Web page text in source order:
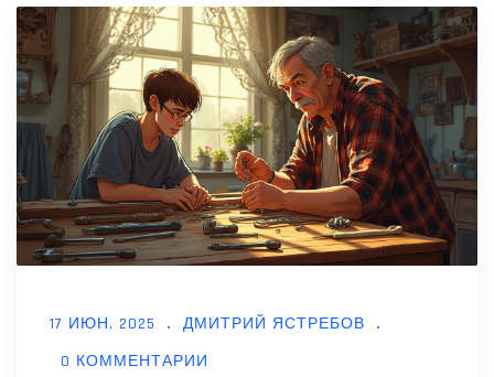
17 ИЮН, 2025
ДМИТРИЙ ЯСТРЕБОВ
0 КОММЕНТАРИИ